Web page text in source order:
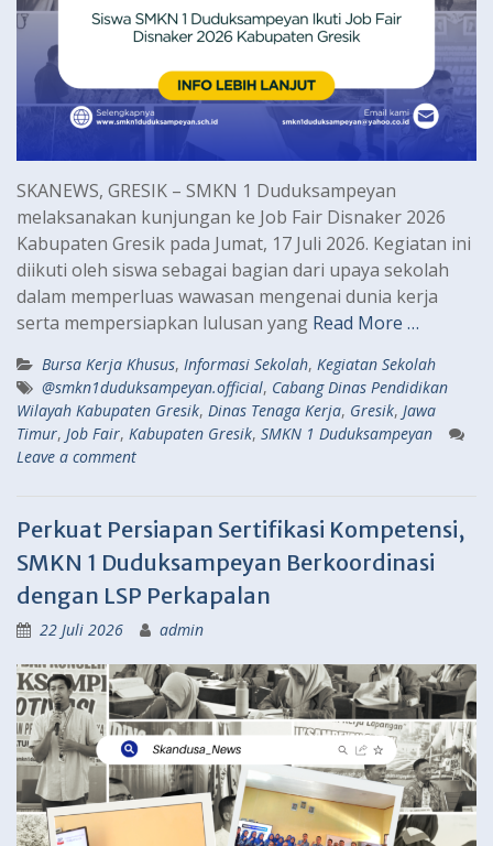
SKANEWS, GRESIK – SMKN 1 Duduksampeyan
melaksanakan kunjungan ke Job Fair Disnaker 2026
Kabupaten Gresik pada Jumat, 17 Juli 2026. Kegiatan ini
diikuti oleh siswa sebagai bagian dari upaya sekolah
dalam memperluas wawasan mengenai dunia kerja
serta mempersiapkan lulusan yang Read More …
Bursa Kerja Khusus, Informasi Sekolah, Kegiatan Sekolah
@smkn1duduksampeyan.official, Cabang Dinas Pendidikan
Wilayah Kabupaten Gresik, Dinas Tenaga Kerja, Gresik, Jawa
Timur, Job Fair, Kabupaten Gresik, SMKN 1 Duduksampeyan
Leave a comment
Perkuat Persiapan Sertifikasi Kompetensi,
SMKN 1 Duduksampeyan Berkoordinasi
dengan LSP Perkapalan
22 Juli 2026 admin